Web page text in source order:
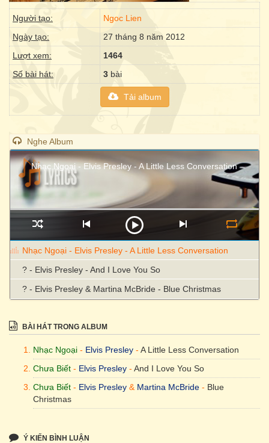
Người tạo:
Ngoc Lien
Ngày tạo:
27 tháng 8 năm 2012
Lượt xem:
1464
Số bài hát:
3 bài
Tải album
Nghe Album
Nhạc Ngoại - Elvis Presley - A Little Less Conversation
Nhạc Ngoại - Elvis Presley - A Little Less Conversation
? - Elvis Presley - And I Love You So
? - Elvis Presley & Martina McBride - Blue Christmas
BÀI HÁT TRONG ALBUM
Nhạc Ngoại - Elvis Presley - A Little Less Conversation
Chưa Biết - Elvis Presley - And I Love You So
Chưa Biết - Elvis Presley & Martina McBride - Blue
Christmas
Ý KIẾN BÌNH LUẬN